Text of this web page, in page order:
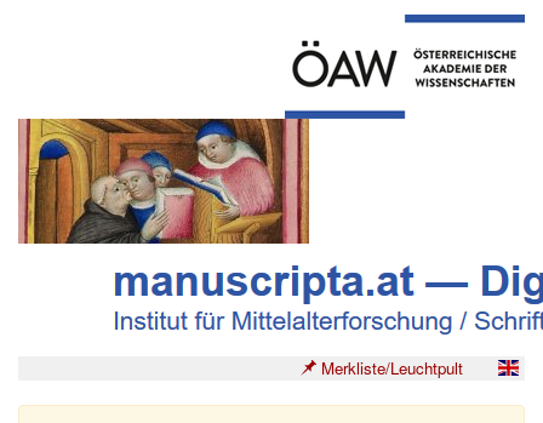
Merkliste/Leuchtpult